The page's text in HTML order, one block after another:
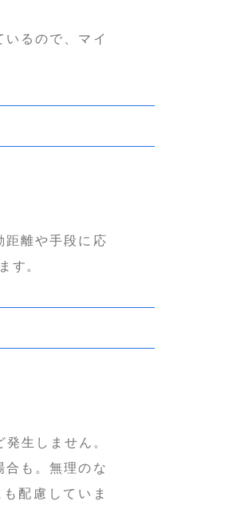
るので、マイ
距離や手段に応
す。
生しません。
合も。無理のな
配慮していま